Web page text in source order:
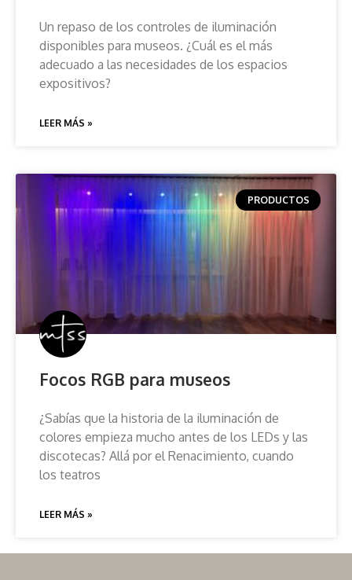
Un repaso de los controles de iluminación
disponibles para museos. ¿Cuál es el más
adecuado a las necesidades de los espacios
expositivos?
LEER MÁS »
PRODUCTOS
Focos RGB para museos
¿Sabías que la historia de la iluminación de
colores empieza mucho antes de los LEDs y las
discotecas? Allá por el Renacimiento, cuando
los teatros
LEER MÁS »